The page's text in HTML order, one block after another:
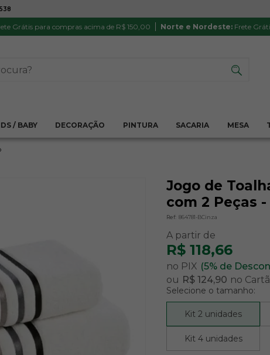
Grátis para compras acima de R$ 150,00 Norte e Nordeste:Frete
/ BABY DECORAÇÃO PINTURA SACARIA MESA
Parcela mínima R$ 20,00
PRODUTO
Satisfação
Jogo de
com 2 Peças
Ref: 864781-BCinza
R$ 118,66
no PIX (5% de
ou R$ 124,90 no
Selecione o tamanho:
Kit 2 unidades
Kit 4 unidades